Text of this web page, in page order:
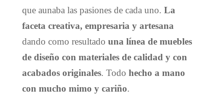
que aunaba las pasiones de cada uno. La
faceta creativa, empresaria y artesana
dando como resultado una línea de muebles
de diseño con materiales de calidad y con
acabados originales. Todo hecho a mano
con mucho mimo y cariño.